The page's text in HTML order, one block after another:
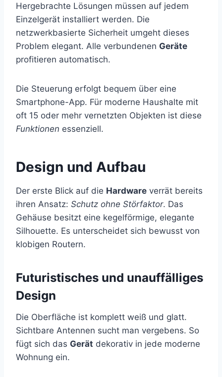
Hergebrachte Lösungen müssen auf jedem
Einzelgerät installiert werden. Die
netzwerkbasierte Sicherheit umgeht dieses
Problem elegant. Alle verbundenen Geräte
profitieren automatisch.
Die Steuerung erfolgt bequem über eine
Smartphone-App. Für moderne Haushalte mit
oft 15 oder mehr vernetzten Objekten ist diese
Funktionen essenziell.
Design und Aufbau
Der erste Blick auf die Hardware verrät bereits
ihren Ansatz: Schutz ohne Störfaktor. Das
Gehäuse besitzt eine kegelförmige, elegante
Silhouette. Es unterscheidet sich bewusst von
klobigen Routern.
Futuristisches und unauffälliges
Design
Die Oberfläche ist komplett weiß und glatt.
Sichtbare Antennen sucht man vergebens. So
fügt sich das Gerät dekorativ in jede moderne
Wohnung ein.